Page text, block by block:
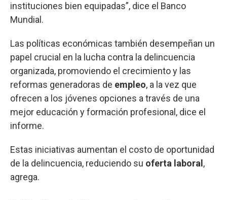
instituciones bien equipadas”, dice el Banco
Mundial.
Las políticas económicas también desempeñan un
papel crucial en la lucha contra la delincuencia
organizada, promoviendo el crecimiento y las
reformas generadoras de empleo, a la vez que
ofrecen a los jóvenes opciones a través de una
mejor educación y formación profesional, dice el
informe.
Estas iniciativas aumentan el costo de oportunidad
de la delincuencia, reduciendo su oferta laboral ,
agrega.